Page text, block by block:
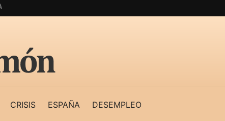
CRISIS ESPAÑA DESEMPLEO